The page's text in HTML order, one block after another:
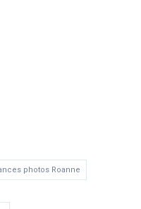
photos Roanne